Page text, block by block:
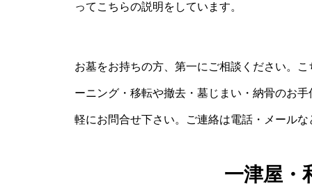
ってこちらの説明をしています。
お墓をお持ちの方、第一にご相談ください。
ーニング・移転や撤去・墓じまい・納骨のお
軽にお問合せ下さい。ご連絡は電話・メール
一津屋・